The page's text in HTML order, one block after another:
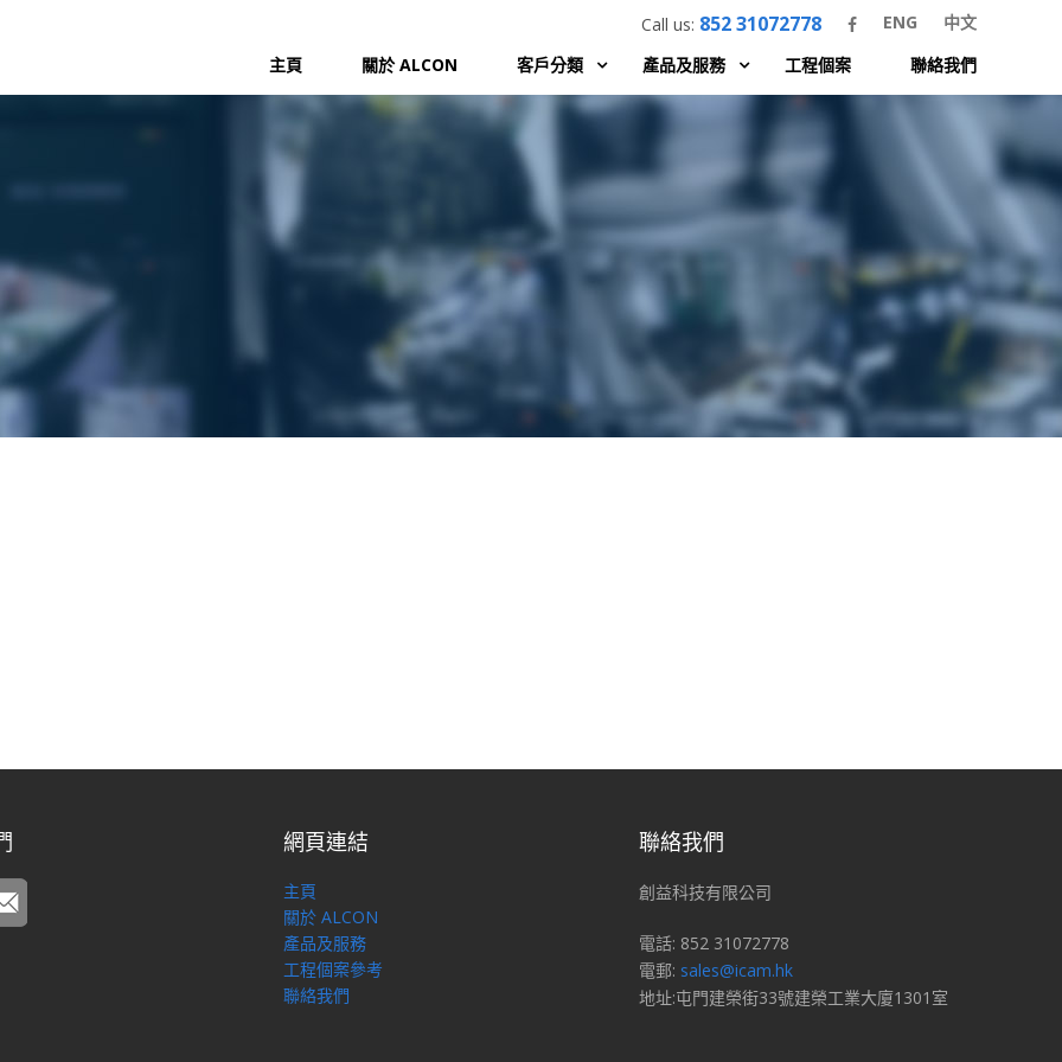
Call us: 852 31072778 ENG
中文
主頁
關於 ALCON 客戶分類 產品及服務 工程個案 聯絡我們
網頁連結
主頁
關於 ALCON
產品及服務
工程個案參考
聯絡我們
聯絡我們
創益科技有限公司
電話: 852 31072778
電郵: sales@icam.hk
地址:屯門建榮街33號建榮工業大廈1301室